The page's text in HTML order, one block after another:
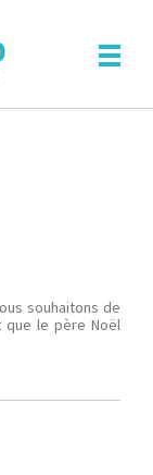
souhaitons de
le père Noël